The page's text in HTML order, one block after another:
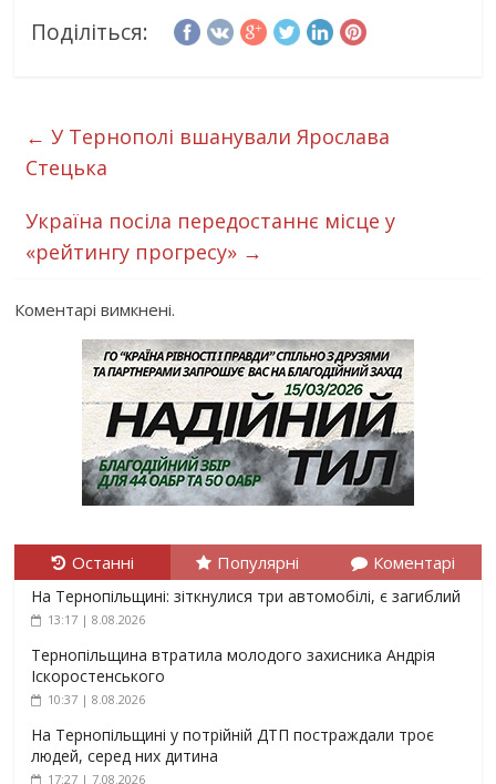
Поділіться:
← У Тернополі вшанували Ярослава
Стецька
Україна посіла передостаннє місце у
«рейтингу прогресу» →
Коментарі вимкнені.
Останні Популярні Коментарі
На Тернопільщині: зіткнулися три автомобілі, є загиблий
13:17 | 8.08.2026
Тернопільщина втратила молодого захисника Андрія
Іскоростенського
10:37 | 8.08.2026
На Тернопільщині у потрійній ДТП постраждали троє
людей, серед них дитина
17:27 | 7.08.2026